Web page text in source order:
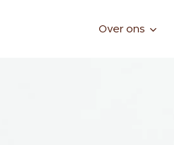
Over ons